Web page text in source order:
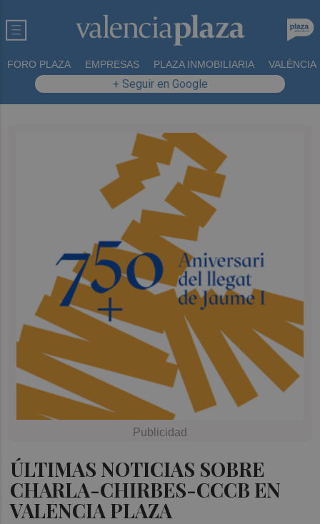
FORO PLAZA EMPRESAS PLAZA INMOBILIARIA VALÈNCIA
+ Seguir en Google
ÚLTIMAS NOTICIAS SOBRE
CHARLA-CHIRBES-CCCB EN
VALENCIA PLAZA